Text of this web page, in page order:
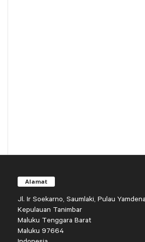
Alamat
Jl. Ir Soekarno, Saumlaki, Pulau Yamdena,
Kepulauan Tanimbar
Maluku Tenggara Barat
Maluku 97664